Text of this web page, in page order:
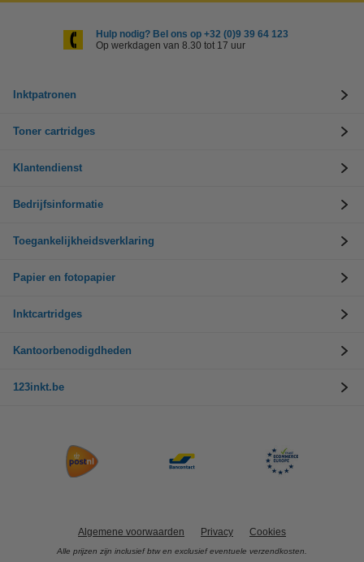
Hulp nodig? Bel ons op +32 (0)9 39 64 123
Op werkdagen van 8.30 tot 17 uur
Inktpatronen
Toner cartridges
Klantendienst
Bedrijfsinformatie
Toegankelijkheidsverklaring
Papier en fotopapier
Inktcartridges
Kantoorbenodigdheden
123inkt.be
Algemene voorwaarden Privacy Cookies
Alle prijzen zijn inclusief btw en exclusief eventuele verzendkosten.